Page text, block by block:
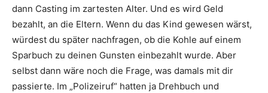
dann Casting im zartesten Alter. Und es wird Geld
bezahlt, an die Eltern. Wenn du das Kind gewesen wärst,
würdest du später nachfragen, ob die Kohle auf einem
Sparbuch zu deinen Gunsten einbezahlt wurde. Aber
selbst dann wäre noch die Frage, was damals mit dir
passierte. Im „Polizeiruf“ hatten ja Drehbuch und